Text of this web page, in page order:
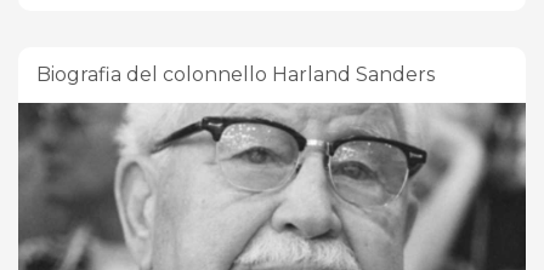
Biografia del colonnello Harland Sanders